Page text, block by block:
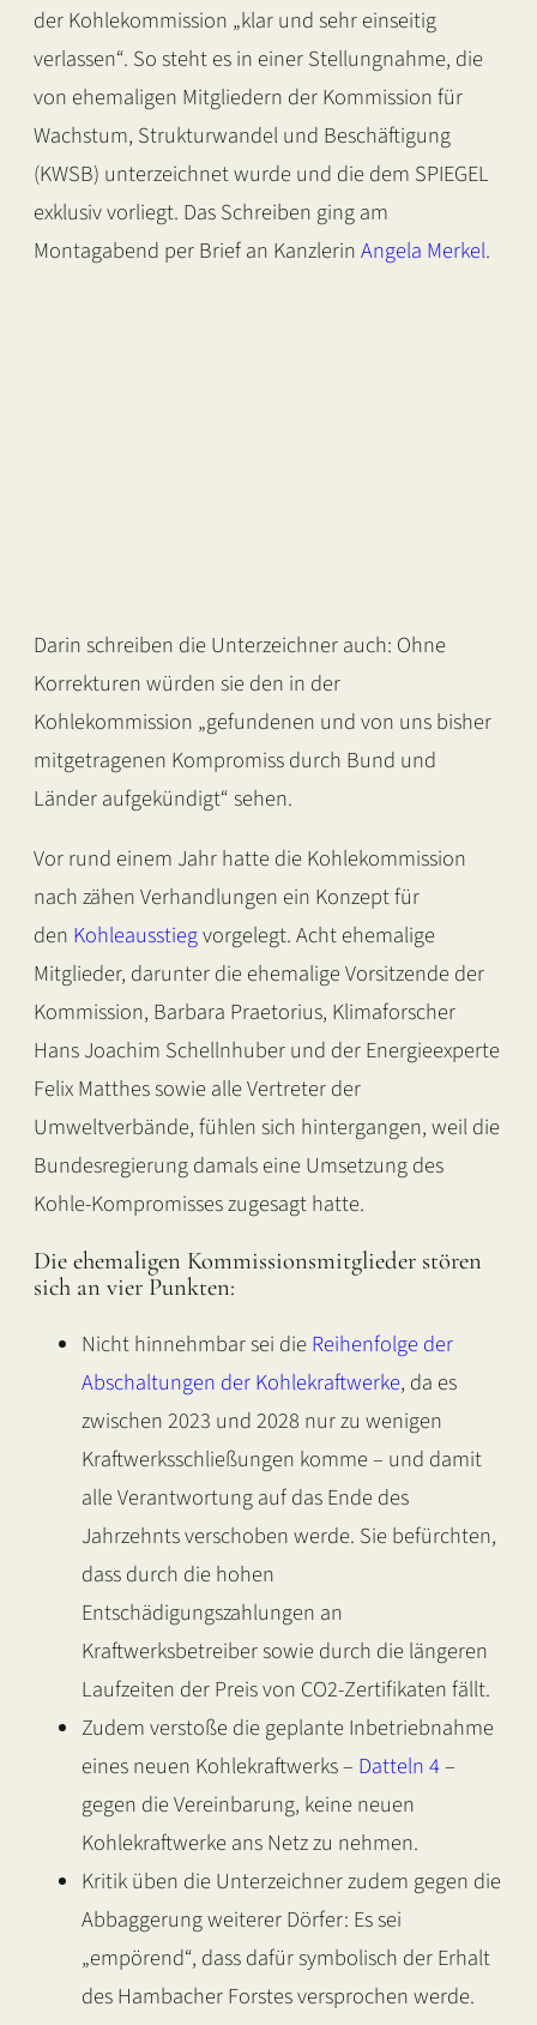
der Kohlekommission „klar und sehr einseitig
verlassen“. So steht es in einer Stellungnahme, die
von ehemaligen Mitgliedern der Kommission für
Wachstum, Strukturwandel und Beschäftigung
(KWSB) unterzeichnet wurde und die dem SPIEGEL
exklusiv vorliegt. Das Schreiben ging am
Montagabend per Brief an KanzlerinAngela Merkel.
Darin schreiben die Unterzeichner auch: Ohne
Korrekturen würden sie den in der
Kohlekommission „gefundenen und von uns bisher
mitgetragenen Kompromiss durch Bund und
Länder aufgekündigt“ sehen.
Vor rund einem Jahr hatte die Kohlekommission
nach zähen Verhandlungen ein Konzept für
den Kohleausstiegvorgelegt. Acht ehemalige
Mitglieder, darunter die ehemalige Vorsitzende der
Kommission, Barbara Praetorius, Klimaforscher
Hans Joachim Schellnhuber und der Energieexperte
Felix Matthes sowie alle Vertreter der
Umweltverbände, fühlen sich hintergangen, weil die
Bundesregierung damals eine Umsetzung des
Kohle-Kompromisses zugesagt hatte.
Die ehemaligen Kommissionsmitglieder stören
sich an vier Punkten:
Nicht hinnehmbar sei die Reihenfolge der
Abschaltungen der Kohlekraftwerke, da es
zwischen 2023 und 2028 nur zu wenigen
Kraftwerksschließungen komme – und damit
alle Verantwortung auf das Ende des
Jahrzehnts verschoben werde. Sie befürchten,
dass durch die hohen
Entschädigungszahlungen an
Kraftwerksbetreiber sowie durch die längeren
Laufzeiten der Preis von CO2-Zertifikaten fällt.
Zudem verstoße die geplante Inbetriebnahme
eines neuen Kohlekraftwerks – Datteln 4–
gegen die Vereinbarung, keine neuen
Kohlekraftwerke ans Netz zu nehmen.
Kritik üben die Unterzeichner zudem gegen die
Abbaggerung weiterer Dörfer: Es sei
„empörend“, dass dafür symbolisch der Erhalt
des Hambacher Forstes versprochen werde.